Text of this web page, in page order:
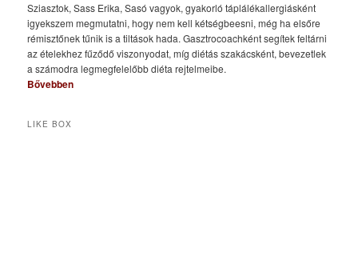
Sziasztok, Sass Erika, Sasó vagyok, gyakorló táplálékallergiásként
igyekszem megmutatni, hogy nem kell kétségbeesni, még ha elsőre
rémisztőnek tűnik is a tiltások hada. Gasztrocoachként segítek feltárni
az ételekhez fűződő viszonyodat, míg diétás szakácsként, bevezetlek
a számodra legmegfelelőbb diéta rejtelmeibe.
Bővebben
LIKE BOX